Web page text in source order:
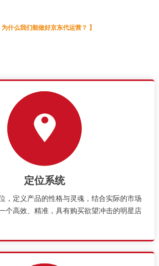
为什么我们能做好京东代运营？ 】
定位系统
，定义产品的性格与灵魂，结合实际的市场
个高效、精准，具有购买欲望冲击的明星店